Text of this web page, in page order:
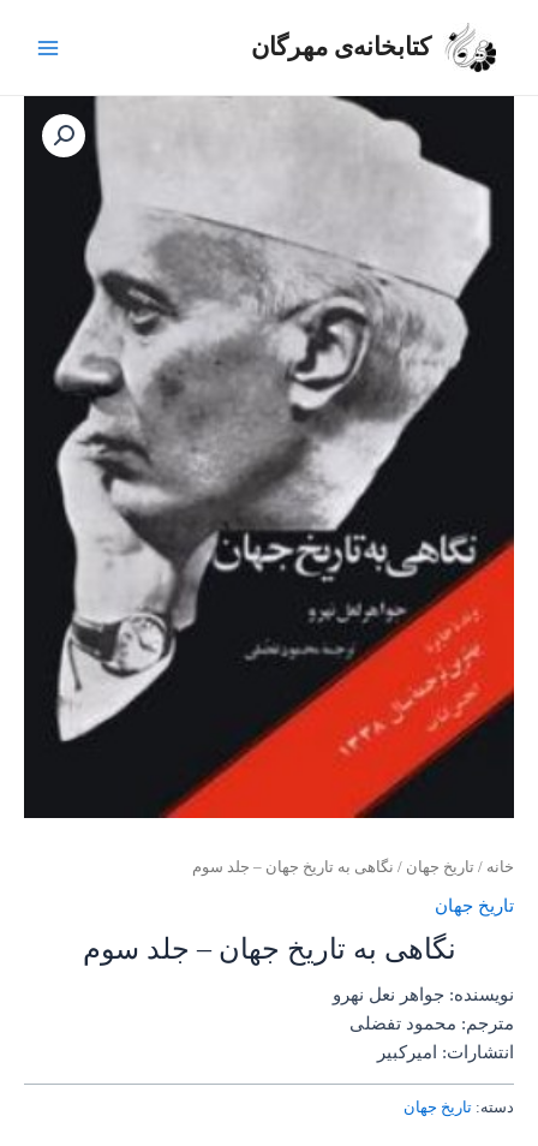
کتابخانه‌ی مهرگان
خانه / تاریخ جهان / نگاهی به تاریخ جهان – جلد سوم
تاریخ جهان
نگاهی به تاریخ جهان – جلد سوم
نویسنده: جواهر نعل نهرو
مترجم: محمود تفضلی
انتشارات: امیرکبیر
دسته: تاریخ جهان